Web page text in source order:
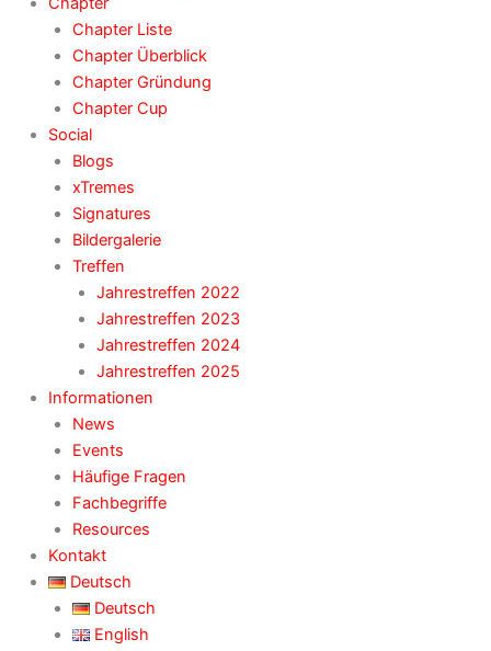
Chapter Liste
Chapter Überblick
Chapter Gründung
Chapter Cup
Social
Blogs
xTremes
Signatures
Bildergalerie
Treffen
Jahrestreffen 2022
Jahrestreffen 2023
Jahrestreffen 2024
Jahrestreffen 2025
Informationen
News
Events
Häufige Fragen
Fachbegriffe
Resources
Kontakt
Deutsch
Deutsch
English